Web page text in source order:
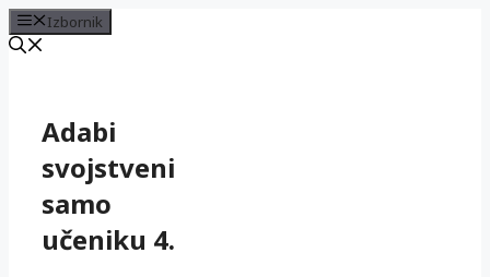
Izbornik
sadržajAdabi
svojstveni
samo
učeniku 4.